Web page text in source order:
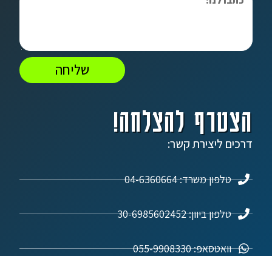
הצטרף להצלחה!
דרכים ליצירת קשר:
טלפון משרד: 04-6360664
טלפון ביוון: 30-6985602452
וואטסאפ: 055-9908330
שליחה